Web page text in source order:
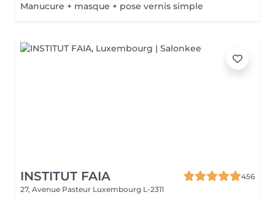
Manucure + masque + pose vernis simple
INSTITUT FAIA
456
27, Avenue Pasteur Luxembourg L-2311